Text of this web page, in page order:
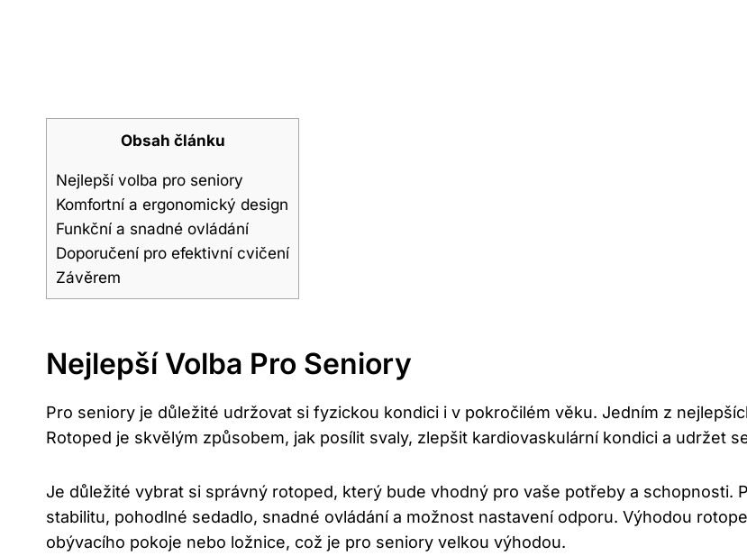
Obsah článku
Nejlepší volba pro seniory
Komfortní a ergonomický design
Funkční a snadné ovládání
Doporučení pro efektivní cvičení
Závěrem
Nejlepší Volba Pro Seniory
Pro seniory je důležité udržovat si fyzickou kondici i v pokročilém věku. Jedním z
Rotoped je skvělým způsobem, jak posílit svaly, zlepšit kardiovaskulární kondici a udržet
Je důležité vybrat si správný rotoped, který bude vhodný pro vaše potřeby a schopnosti.
stabilitu, pohodlné sedadlo, snadné ovládání a možnost nastavení odporu. Výhodou
obývacího pokoje nebo ložnice, což je pro seniory velkou výhodou.